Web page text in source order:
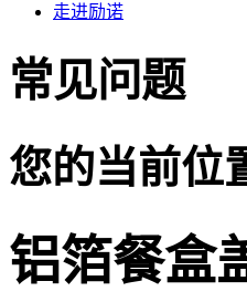
走进励诺
常见问题
您的当前位
铝箔餐盒